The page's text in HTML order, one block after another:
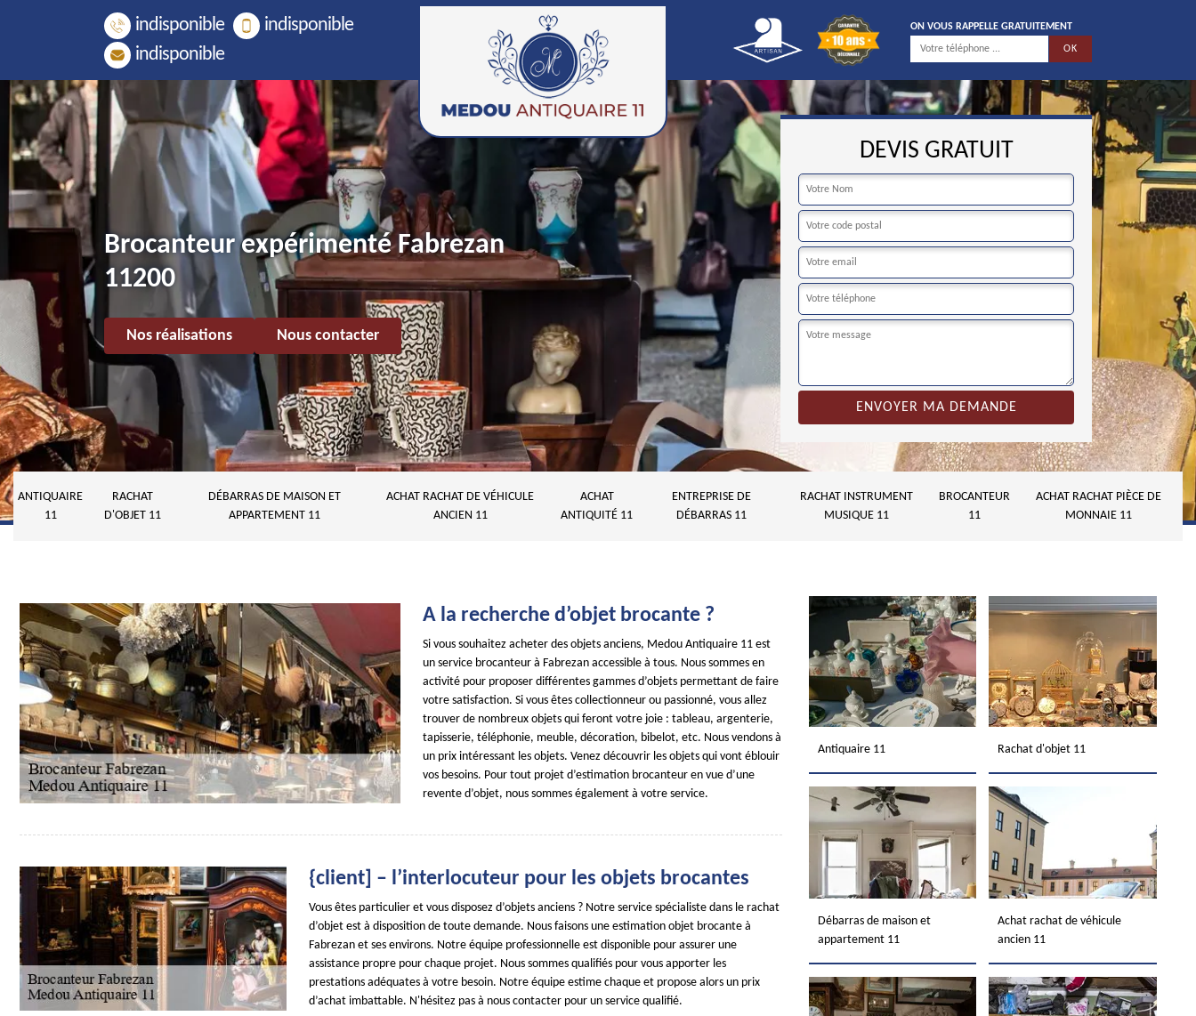
indisponible
indisponible
indisponible
ON VOUS RAPPELLE GRATUITEMENT
Brocanteur expérimenté Fabrezan
11200
Nos réalisations Nous contacter
DEVIS GRATUIT
ANTIQUAIRE
11
RACHAT
D'OBJET 11
DÉBARRAS DE MAISON ET
APPARTEMENT 11
ACHAT RACHAT DE VÉHICULE
ANCIEN 11
ACHAT
ANTIQUITÉ 11
ENTREPRISE DE
DÉBARRAS 11
RACHAT INSTRUMENT
MUSIQUE 11
BROCANTEUR
11
ACHAT RACHAT PIÈCE DE
MONNAIE 11
A la recherche d’objet brocante ?
Si vous souhaitez acheter des objets anciens, Medou Antiquaire 11 est
un service brocanteur à Fabrezan accessible à tous. Nous sommes en
activité pour proposer différentes gammes d’objets permettant de faire
votre satisfaction. Si vous êtes collectionneur ou passionné, vous allez
trouver de nombreux objets qui feront votre joie : tableau, argenterie,
tapisserie, téléphonie, meuble, décoration, bibelot, etc. Nous vendons à
un prix intéressant les objets. Venez découvrir les objets qui vont éblouir
vos besoins. Pour tout projet d’estimation brocanteur en vue d’une
revente d’objet, nous sommes également à votre service.
{client] – l’interlocuteur pour les objets brocantes
Vous êtes particulier et vous disposez d’objets anciens ? Notre service spécialiste dans le rachat
d’objet est à disposition de toute demande. Nous faisons une estimation objet brocante à
Fabrezan et ses environs. Notre équipe professionnelle est disponible pour assurer une
assistance propre pour chaque projet. Nous sommes qualifiés pour vous apporter les
prestations adéquates à votre besoin. Notre équipe estime chaque et propose alors un prix
d’achat imbattable. N'hésitez pas à nous contacter pour un service qualifié.
Antiquaire 11 Rachat d'objet 11
Débarras de maison et
appartement 11
Achat rachat de véhicule
ancien 11